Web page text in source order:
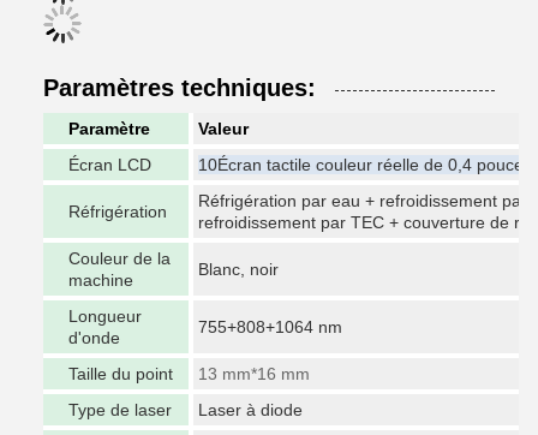
Paramètres techniques:
Paramètre
Valeur
Écran LCD
10Écran tactile couleur réelle de 0,4 pouce
Réfrigération
Réfrigération par eau + refroidissement
refroidissement par TEC + couverture de
Couleur de la
machine
Blanc, noir
Longueur
d'onde
755+808+1064 nm
Taille du point
13 mm*16 mm
Type de laser
Laser à diode